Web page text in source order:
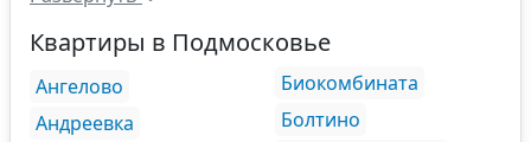
Квартиры в Подмосковье
Ангелово
Андреевка
Биокомбината
Болтино